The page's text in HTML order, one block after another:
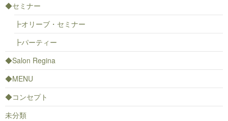
◆セミナー
┣オリーブ・セミナー
┣パーティー
◆Salon Regina
◆MENU
◆コンセプト
未分類